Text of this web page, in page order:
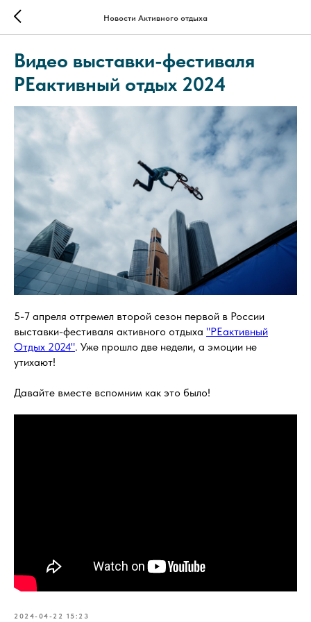
Новости Активного отдыха
Видео выставки-фестиваля
РЕактивный отдых 2024
5-7 апреля отгремел второй сезон первой в России
выставки-фестиваля активного отдыха "РЕактивный
Отдых 2024". Уже прошло две недели, а эмоции не
утихают!
Давайте вместе вспомним как это было!
2024-04-22 15:23